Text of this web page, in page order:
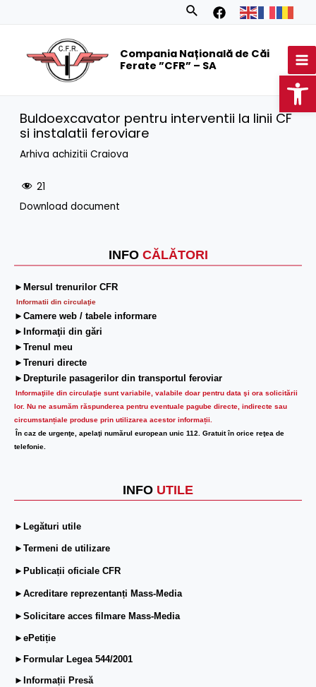
Search
Compania Națională de Căi
Ferate ”CFR” – SA
INFO CĂLĂTORI
►Mersul trenurilor CFR
Informatii din circulaţie
►Camere web / tabele informare
►Informaţii din gări
►Trenul meu
►Trenuri directe
►Drepturile pasagerilor din transportul feroviar
Informaţiile din circulaţie sunt variabile, valabile doar pentru data şi ora solicitării
lor. Nu ne asumăm răspunderea pentru eventuale pagube directe, indirecte sau
circumstanțiale produse prin utilizarea acestor informații.
În caz de urgenţe, apelaţi numărul european unic 112. Gratuit în orice reţea de
telefonie.
INFO UTILE
►Legături utile
►Termeni de utilizare
►Publicații oficiale CFR
►Acreditare reprezentanți Mass-Media
►Solicitare acces filmare Mass-Media
►ePetiție
►Formular Legea 544/2001
►Informații Presă
Buldoexcavator pentru interventii la linii CF
si instalatii feroviare
Arhiva achizitii Craiova
21
Download document